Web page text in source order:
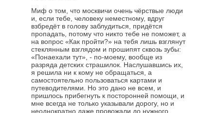
Миф о том, что москвичи очень чёрствые люди
и, если тебе, человеку неместному, вдруг
взбредёт в голову заблудиться, придётся
пропадать, потому что никто тебе не поможет, а
на вопрос «Как пройти?» на тебя лишь взглянут
стеклянным взглядом и прошипят сквозь зубы:
«Понаехали тут», - по-моему, вообще из
разряда детских страшилок. Наслушавшись их,
я решила ни к кому не обращаться, а
самостоятельно пользоваться картами и
путеводителями. Но это дано не всем, и
пришлось прибегнуть к посторонней помощи, и
мне всегда не только указывали дорогу, но и
неоднократно даже провожали до нужного